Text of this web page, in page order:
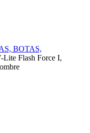
BOTAS,
Lite Flash Force I,